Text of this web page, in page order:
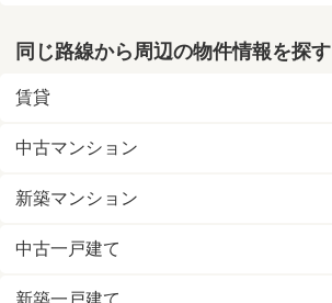
同じ路線から周辺の物件情報を探す
賃貸
中古マンション
新築マンション
中古一戸建て
新築一戸建て